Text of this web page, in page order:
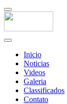
Inicio
Noticias
Videos
Galeria
Classificados
Contato